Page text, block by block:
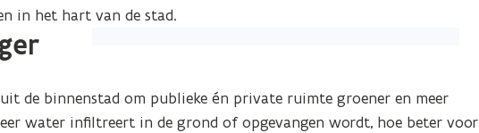
in het hart van de stad.
de binnenstad om publieke én private ruimte groener en meer
water infiltreert in de grond of opgevangen wordt, hoe beter voor